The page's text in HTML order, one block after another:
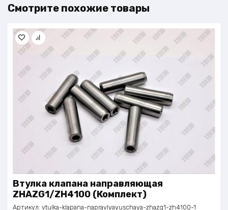
Смотрите похожие товары
Втулка клапана направляющая
ZHAZG1/ZH4100 (Комплект)
Артикул: vtulka-klapana-napravlyayuschaya-zhazg1-zh4100-1